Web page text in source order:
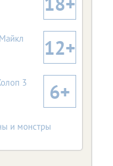
Майкл 12+
3 6+
и монстры